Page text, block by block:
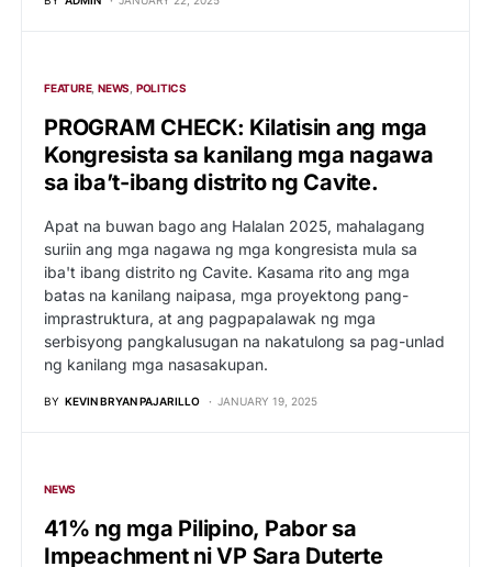
FEATURE NEWS POLITICS
PROGRAM CHECK: Kilatisin ang mga
Kongresista sa kanilang mga nagawa
sa iba’t-ibang distrito ng Cavite.
Apat na buwan bago ang Halalan 2025, mahalagang
suriin ang mga nagawa ng mga kongresista mula sa
iba't ibang distrito ng Cavite. Kasama rito ang mga
batas na kanilang naipasa, mga proyektong pang-
imprastruktura, at ang pagpapalawak ng mga
serbisyong pangkalusugan na nakatulong sa pag-unlad
ng kanilang mga nasasakupan.
BY KEVIN BRYAN PAJARILLO JANUARY 19, 2025
NEWS
41% ng mga Pilipino, Pabor sa
Impeachment ni VP Sara Duterte